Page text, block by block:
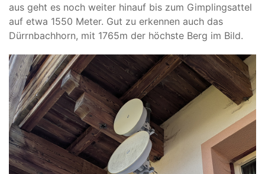
aus geht es noch weiter hinauf bis zum Gimplingsattel
auf etwa 1550 Meter. Gut zu erkennen auch das
Dürrnbachhorn, mit 1765m der höchste Berg im Bild.